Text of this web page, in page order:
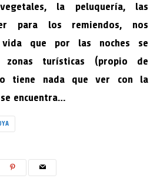
la peluquería, las
para los remiendos, nos
que por las noches se
turísticas (propio de
tiene nada que ver con la
encuentra…